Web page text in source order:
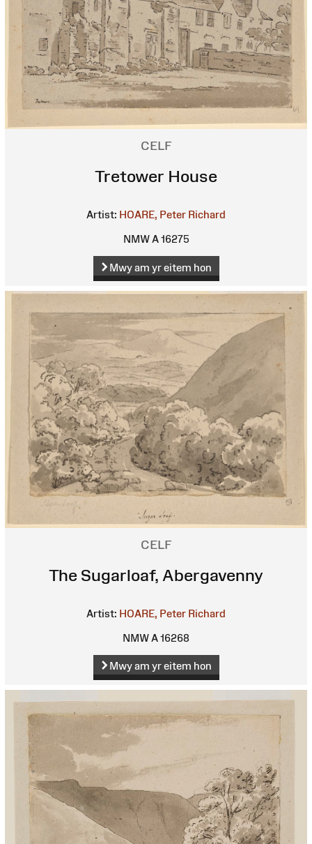
CELF
Tretower House
Artist: HOARE, Peter Richard
NMW A 16275
Mwy am yr eitem hon
CELF
The Sugarloaf, Abergavenny
Artist: HOARE, Peter Richard
NMW A 16268
Mwy am yr eitem hon